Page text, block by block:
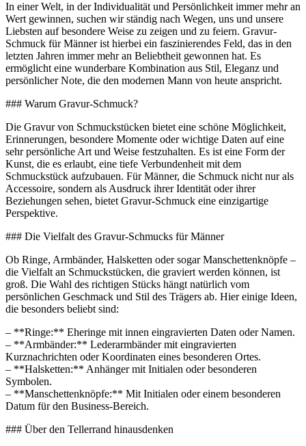
In einer Welt, in der Individualität und Persönlichkeit immer mehr an
Wert gewinnen, suchen wir ständig nach Wegen, uns und unsere
Liebsten auf besondere Weise zu zeigen und zu feiern. Gravur-
Schmuck für Männer ist hierbei ein faszinierendes Feld, das in den
letzten Jahren immer mehr an Beliebtheit gewonnen hat. Es
ermöglicht eine wunderbare Kombination aus Stil, Eleganz und
persönlicher Note, die den modernen Mann von heute anspricht.
### Warum Gravur-Schmuck?
Die Gravur von Schmuckstücken bietet eine schöne Möglichkeit,
Erinnerungen, besondere Momente oder wichtige Daten auf eine
sehr persönliche Art und Weise festzuhalten. Es ist eine Form der
Kunst, die es erlaubt, eine tiefe Verbundenheit mit dem
Schmuckstück aufzubauen. Für Männer, die Schmuck nicht nur als
Accessoire, sondern als Ausdruck ihrer Identität oder ihrer
Beziehungen sehen, bietet Gravur-Schmuck eine einzigartige
Perspektive.
### Die Vielfalt des Gravur-Schmucks für Männer
Ob Ringe, Armbänder, Halsketten oder sogar Manschettenknöpfe –
die Vielfalt an Schmuckstücken, die graviert werden können, ist
groß. Die Wahl des richtigen Stücks hängt natürlich vom
persönlichen Geschmack und Stil des Trägers ab. Hier einige Ideen,
die besonders beliebt sind:
– **Ringe:** Eheringe mit innen eingravierten Daten oder Namen.
– **Armbänder:** Lederarmbänder mit eingravierten
Kurznachrichten oder Koordinaten eines besonderen Ortes.
– **Halsketten:** Anhänger mit Initialen oder besonderen
Symbolen.
– **Manschettenknöpfe:** Mit Initialen oder einem besonderen
Datum für den Business-Bereich.
### Über den Tellerrand hinausdenken